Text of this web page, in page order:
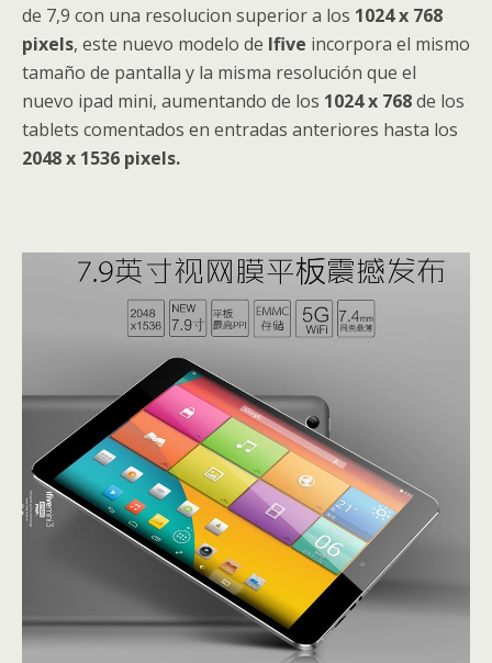
de 7,9 con una resolucion superior a los 1024 x 768
pixels, este nuevo modelo de Ifive incorpora el mismo
tamaño de pantalla y la misma resolución que el
nuevo ipad mini, aumentando de los 1024 x 768de los
tablets comentados en entradas anteriores hasta los
2048 x 1536 pixels.